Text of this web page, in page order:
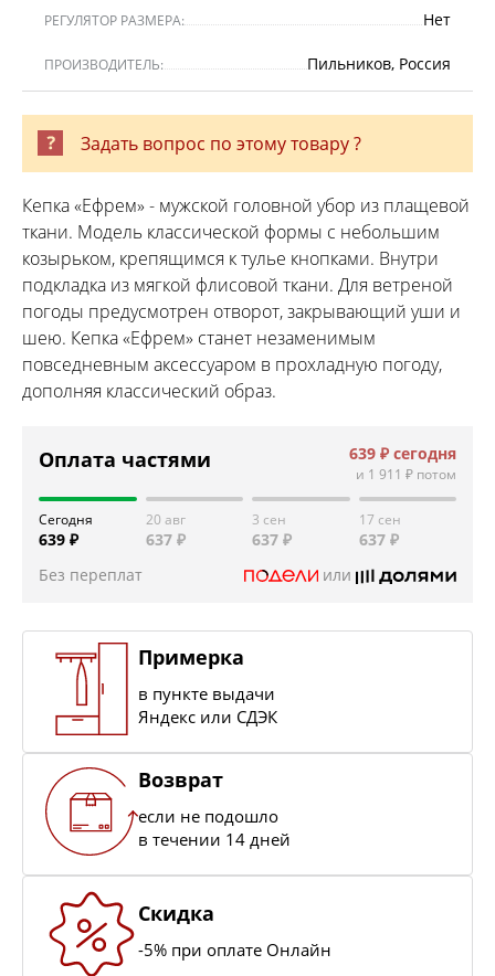
РЕГУЛЯТОР РАЗМЕРА: Нет
ПРОИЗВОДИТЕЛЬ: Пильников, Россия
Задать вопрос по этому товару ?
Кепка «Ефрем» - мужской головной убор из плащевой
ткани. Модель классической формы с небольшим
козырьком, крепящимся к тулье кнопками. Внутри
подкладка из мягкой флисовой ткани. Для ветреной
погоды предусмотрен отворот, закрывающий уши и
шею. Кепка «Ефрем» станет незаменимым
повседневным аксессуаром в прохладную погоду,
дополняя классический образ.
Оплата частями 639 ₽ сегодня
и 1 911 ₽ потом
Сегодня
639 ₽
20 авг
637 ₽
3 сен
637 ₽
17 сен
637 ₽
Без переплат
или
Примерка
в пункте выдачи
Яндекс или СДЭК
Возврат
если не подошло
в течении 14 дней
Скидка
-5% при оплате Онлайн